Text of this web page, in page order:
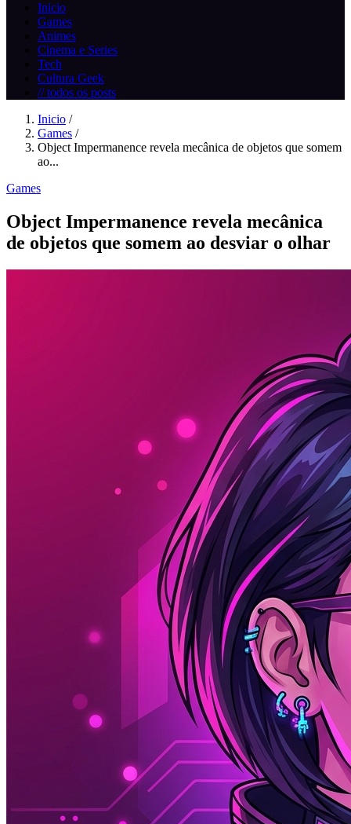
Inicio
Games
Animes
Cinema e Series
Tech
Cultura Geek
// todos os posts
Inicio /
Games /
Object Impermanence revela mecânica de objetos que somem
ao...
Games
Object Impermanence revela mecânica
de objetos que somem ao desviar o olhar